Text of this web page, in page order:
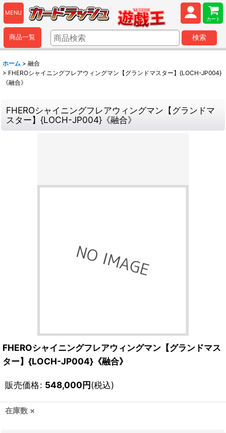
MENU
カート
商品一覧 検索
ホーム > 融合
> FHEROシャイニングフレアウィングマン【グランドマスター】{LOCH-JP004}
《融合》
FHEROシャイニングフレアウィングマン【グランドマ
スター】{LOCH-JP004}《融合》
FHEROシャイニングフレアウィングマン【グランドマス
ター】{LOCH-JP004}《融合》
販売価格: 548,000円(税込)
在庫数 ×